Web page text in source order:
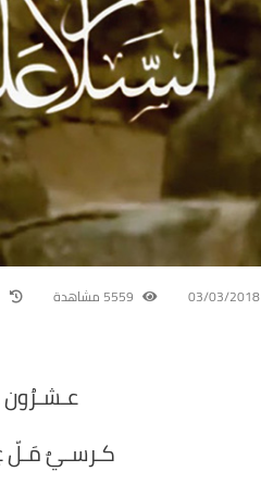
03/03/2018
عـشـرُون
كـرسـيٌ مَـلّ